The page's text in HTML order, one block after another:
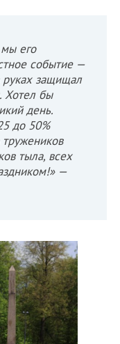
его
событие —
руках защищал
Хотел бы
день.
до 50%
тыла, всех
—